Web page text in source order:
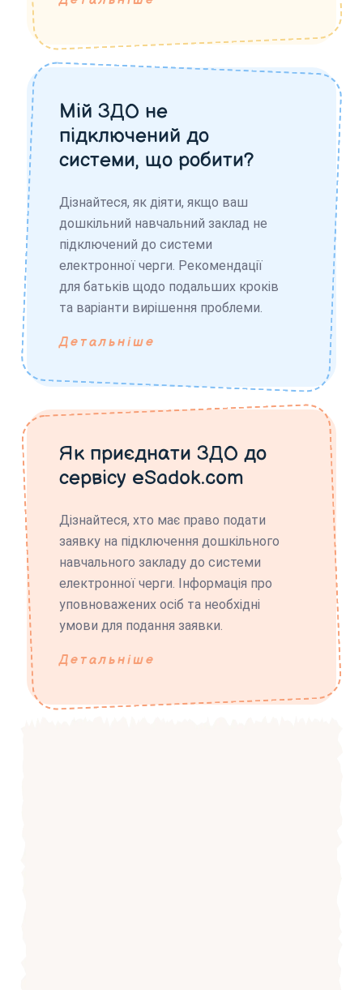
Мій ЗДО не
підключений до
системи, що робити?
Дізнайтеся, як діяти, якщо ваш
дошкільний навчальний заклад не
підключений до системи
електронної черги. Рекомендації
для батьків щодо подальших кроків
та варіанти вирішення проблеми.
Детальніше
Як приєднати ЗДО до
сервісу eSadok.com
Дізнайтеся, хто має право подати
заявку на підключення дошкільного
навчального закладу до системи
електронної черги. Інформація про
уповноважених осіб та необхідні
умови для подання заявки.
Детальніше